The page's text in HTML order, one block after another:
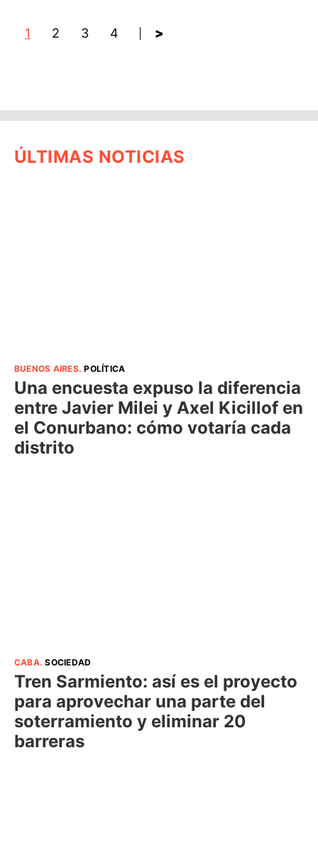
1 2 3 4 >
ÚLTIMAS NOTICIAS
BUENOS AIRES.POLÍTICA
Una encuesta expuso la diferencia
entre Javier Milei y Axel Kicillof en
el Conurbano: cómo votaría cada
distrito
CABA.SOCIEDAD
Tren Sarmiento: así es el proyecto
para aprovechar una parte del
soterramiento y eliminar 20
barreras